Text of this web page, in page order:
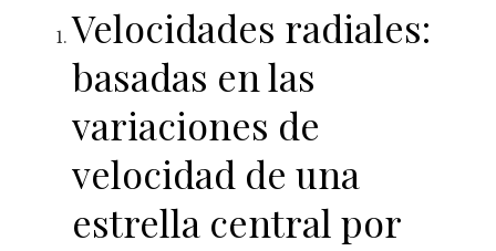
Velocidades radiales:
basadas en las
variaciones de
velocidad de una
estrella central por